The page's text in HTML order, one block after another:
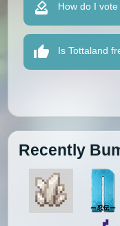
How do I
Is Tottaland
Recently